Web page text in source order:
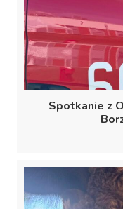
Spotkanie z